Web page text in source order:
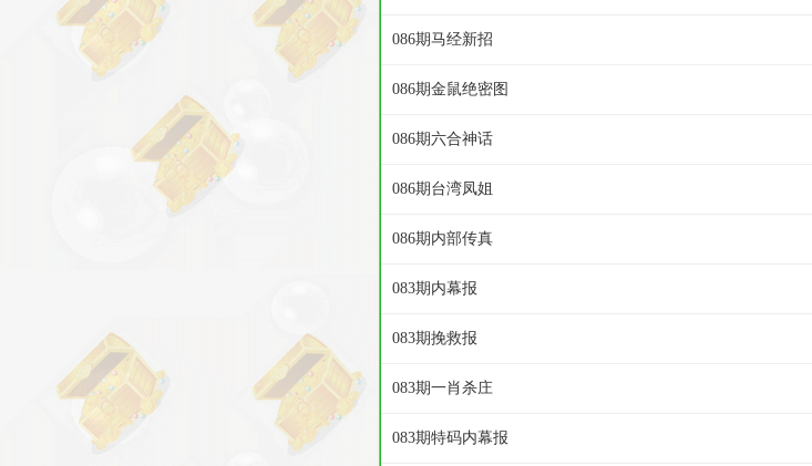
086期马经新招
086期金鼠绝密图
086期六合神话
086期台湾凤姐
086期内部传真
083期内幕报
083期挽救报
083期一肖杀庄
083期特码内幕报